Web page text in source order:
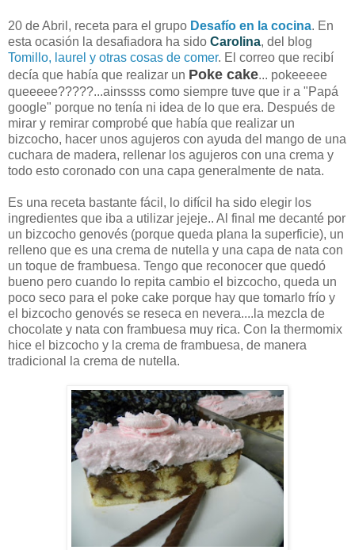
20 de Abril, receta para el grupo Desafío en la cocina. En
esta ocasión la desafiadora ha sido Carolina, del blog
Tomillo, laurel y otras cosas de comer. El correo que recibí
decía que había que realizar un Poke cake... pokeeeee
queeeee?????...ainssss como siempre tuve que ir a "Papá
google" porque no tenía ni idea de lo que era. Después de
mirar y remirar comprobé que había que realizar un
bizcocho, hacer unos agujeros con ayuda del mango de una
cuchara de madera, rellenar los agujeros con una crema y
todo esto coronado con una capa generalmente de nata.
Es una receta bastante fácil, lo difícil ha sido elegir los
ingredientes que iba a utilizar jejeje.. Al final me decanté por
un bizcocho genovés (porque queda plana la superficie), un
relleno que es una crema de nutella y una capa de nata con
un toque de frambuesa. Tengo que reconocer que quedó
bueno pero cuando lo repita cambio el bizcocho, queda un
poco seco para el poke cake porque hay que tomarlo frío y
el bizcocho genovés se reseca en nevera....la mezcla de
chocolate y nata con frambuesa muy rica. Con la thermomix
hice el bizcocho y la crema de frambuesa, de manera
tradicional la crema de nutella.